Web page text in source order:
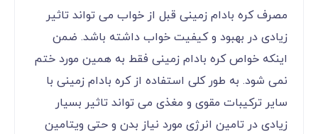
مصرف کره بادام زمینی قبل از خواب می تواند تاثیر
زیادی در بهبود و کیفیت خواب داشته باشد. ضمن
اینکه خواص کره بادام زمینی فقط به همین مورد ختم
نمی شود. به طور کلی استفاده از کره بادام زمینی با
سایر ترکیبات مقوی و مغذی می تواند تاثیر بسیار
زیادی در تامین انرژی مورد نیاز بدن و حتی ویتامین